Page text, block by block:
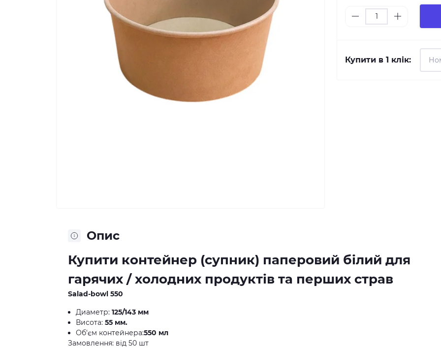
Купити в 1 клік:
Опис
Купити контейнер (супник) паперовий білий для
гарячих / холодних продуктів та перших страв
Salad-bowl 550
Диаметр: 125/143 мм
Висота: 55 мм.
Об'єм контейнера:550 мл
Замовлення: від 50 шт